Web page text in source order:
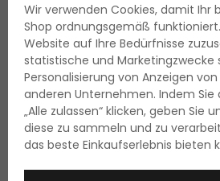
Ein Traum jeder Frau ist,das
bei Sommerhitzenoder bei
Bedingungenhältzu haben. Und
machen? Benutzen Sie einen
kosmetisches Produkt, welche
Wir verwenden Cookies, damit Ihr
Shop ordnungsgemäß
Website auf Ihre Bedürfnisse
statistische und Marketingzwecke
Personalisierung von Anzeigen
anderen Unternehmen. Indem
„Alle zulassen“ klicken, geben Sie
diese zu sammeln und zu
das beste Einkaufserlebnis bieten